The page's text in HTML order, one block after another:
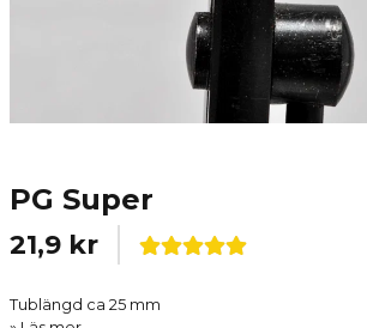
PG Super
21,9 kr
Tublängd ca 25 mm